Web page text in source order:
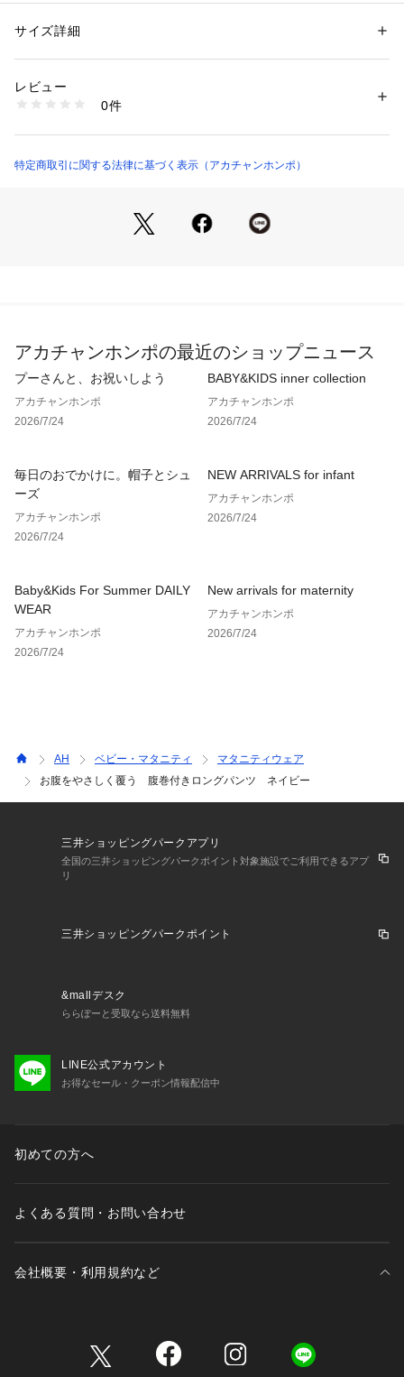
両脇にポケットが付いていて、ハンカチやスマホが入れれて、
裾は、メローロック仕様になっております。
●素材＝本体　レーヨン70％　ポリエステル30％　別布　ポリ
●洗濯表示＝液温は40℃を限度とし洗濯機で非常に弱い洗濯処
理ができる。漂白処理はできない。タンブル乾燥はできない。
●サイズ＝（約・cm）
S　総丈95.8　股下63　渡り30.1　裾巾26
L　総丈101.8　股下67　渡り32.4　裾巾27
●対象期間＝産前～産後
性別：レディース
素材：●素材＝本体　レーヨン70％　ポリエステル30％　別布　ポリエス
3600000023361
サイズ詳細
レビュー
0件
特定商取引に関する法律に基づく表示（アカチャンホンポ）
アカチャンホンポの最近のショップニュース
プーさんと、お祝いしよう
アカチャンホンポ
2026/7/24
BABY&KIDS inner collection
アカチャンホンポ
2026/7/24
毎日のおでかけに。帽子とシュ
ーズ
アカチャンホンポ
2026/7/24
NEW ARRIVALS for infant
アカチャンホンポ
2026/7/24
Baby&Kids For Summer DAILY
WEAR
アカチャンホンポ
2026/7/24
New arrivals for maternity
アカチャンホンポ
2026/7/24
AH ベビー・マタニティ
マタニティウェア
お腹をやさしく覆う 腹巻付きロングパンツ ネイビー
三井ショッピングパークアプリ
全国の三井ショッピングパークポイント対象施設でご利用できるアプ
リ
三井ショッピングパークポイント
&mallデスク
ららぽーと受取なら送料無料
LINE公式アカウント
お得なセール・クーポン情報配信中
初めての方へ
よくある質問・お問い合わせ
会社概要・利用規約など